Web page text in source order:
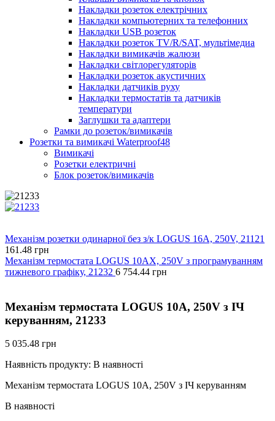
Накладки розеток електрічних
Накладки компьютерних та телефонних
Накладки USB розеток
Накладки розеток TV/R/SAT, мультімедиа
Накладки вимикачів жалюзи
Накладки світлорегуляторів
Накладки розеток акустичних
Накладки датчиків руху
Накладки термостатів та датчиків
температури
Заглушки та адаптери
Рамки до розеток/вимикачів
Розетки та вимикачі Waterproof48
Вимикачі
Розетки електричні
Блок розеток/вимикачів
Механізм розетки одинарної без з/к LOGUS 16А, 250V, 21121
161.48 грн
Механізм термостата LOGUS 10АХ, 250V з програмуванням
тижневого графіку, 21232 6 754.44 грн
Механізм термостата LOGUS 10А, 250V з ІЧ
керуванням, 21233
5 035.48 грн
Наявність продукту: В наявності
Механізм термостата LOGUS 10А, 250V з ІЧ керуванням
В наявності